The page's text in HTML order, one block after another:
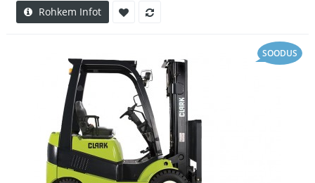
Rohkem Infot
SOODUS